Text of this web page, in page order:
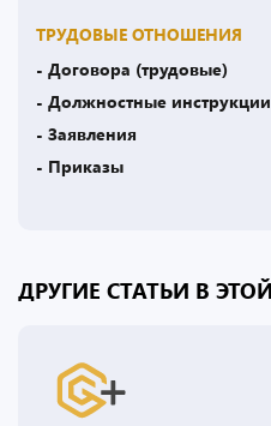
ТРУДОВЫЕ ОТНОШЕНИЯ
- Договора (трудовые)
- Должностные инструкции
- Заявления
- Приказы
ДРУГИЕ СТАТЬИ В